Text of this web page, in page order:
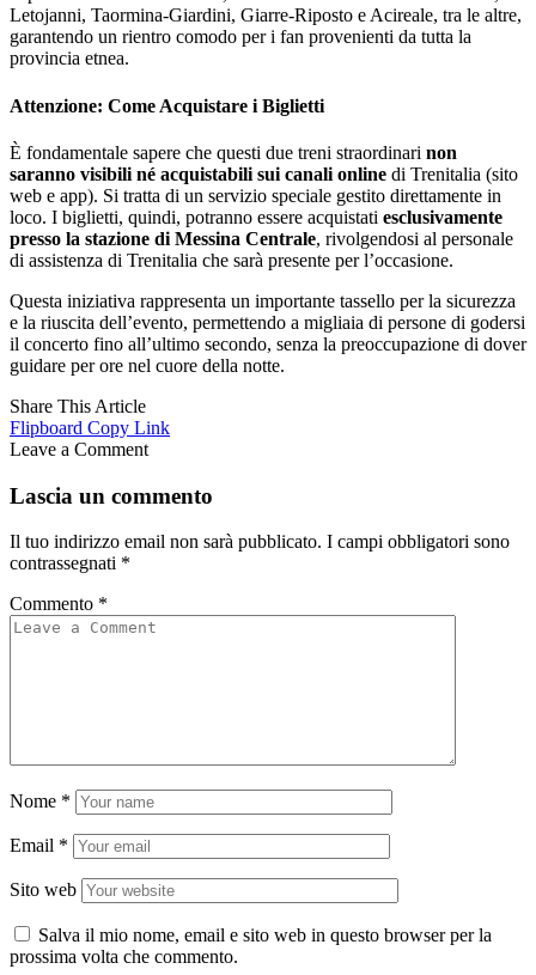
Letojanni, Taormina-Giardini, Giarre-Riposto e Acireale, tra le altre,
garantendo un rientro comodo per i fan provenienti da tutta la
provincia etnea.
Attenzione: Come Acquistare i Biglietti
È fondamentale sapere che questi due treni straordinari non
saranno visibili né acquistabili sui canali online di Trenitalia (sito
web e app). Si tratta di un servizio speciale gestito direttamente in
loco. I biglietti, quindi, potranno essere acquistati esclusivamente
presso la stazione di Messina Centrale, rivolgendosi al personale
di assistenza di Trenitalia che sarà presente per l’occasione.
Questa iniziativa rappresenta un importante tassello per la sicurezza
e la riuscita dell’evento, permettendo a migliaia di persone di godersi
il concerto fino all’ultimo secondo, senza la preoccupazione di dover
guidare per ore nel cuore della notte.
Share This Article
Flipboard Copy Link
Leave a Comment
Lascia un commento
Il tuo indirizzo email non sarà pubblicato. I campi obbligatori sono
contrassegnati *
Commento *
Nome *
Email *
Sito web
Salva il mio nome, email e sito web in questo browser per la
prossima volta che commento.